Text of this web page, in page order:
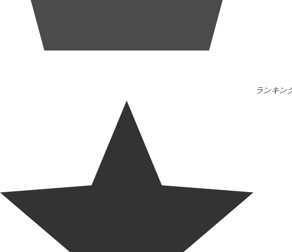
ランキン